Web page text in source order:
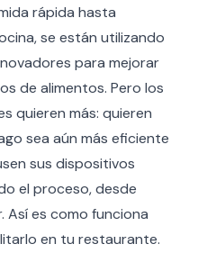
rápida hasta
se están utilizando
para mejorar
de alimentos. Pero los
quieren más: quieren
sea aún más eficiente
sus dispositivos
el proceso, desde
Así es como funciona
en tu restaurante.